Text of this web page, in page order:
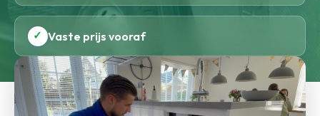
✓ Vaste prijs vooraf